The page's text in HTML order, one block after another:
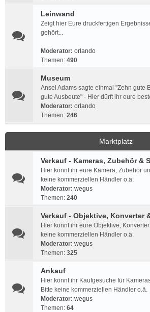
Leinwand
Zeigt hier Eure druckfertigen
gehört...
Moderator: orlando
Themen: 490
Museum
Ansel Adams sagte einmal "Zehn gute
gute Ausbeute" - Hier dürft ihr eure
Moderator: orlando
Themen: 246
Marktplatz
Verkauf - Kameras, Zubehör &
Hier könnt ihr eure Kamera, Zubehör
keine kommerziellen Händler o.ä.
Moderator: wegus
Themen: 240
Verkauf - Objektive, Konverter
Hier könnt ihr eure Objektive,
keine kommerziellen Händler o.ä.
Moderator: wegus
Themen: 325
Ankauf
Hier könnt ihr Kaufgesuche für
Bitte keine kommerziellen Händler o.ä.
Moderator: wegus
Themen: 64